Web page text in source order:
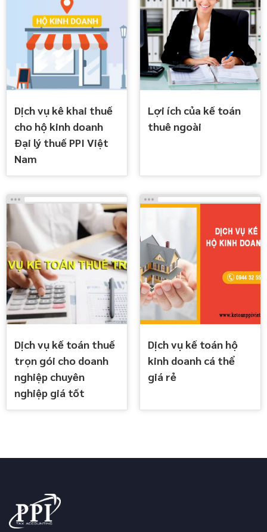
Dịch vụ kê khai thuế
cho hộ kinh doanh
Đại lý thuế PPI Việt
Nam
Lợi ích của kế toán
thuê ngoài
Dịch vụ kế toán thuế
trọn gói cho doanh
nghiệp chuyên
nghiệp giá tốt
Dịch vụ kế toán hộ
kinh doanh cá thể
giá rẻ